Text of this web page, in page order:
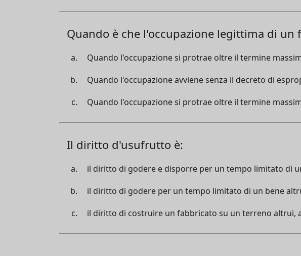
Quando è che l'occupazione legittima di
Quando l'occupazione si protrae oltre il termine
Quando l'occupazione avviene senza il decreto di
Quando l'occupazione si protrae oltre il termine
Il diritto d'usufrutto è:
il diritto di godere e disporre per un tempo limitato di
il diritto di godere per un tempo limitato di un bene
il diritto di costruire un fabbricato su un terreno altrui,